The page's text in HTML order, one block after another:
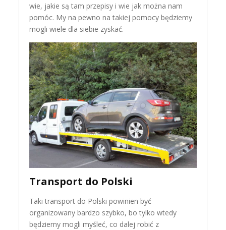
wie, jakie są tam przepisy i wie jak można nam
pomóc. My na pewno na takiej pomocy będziemy
mogli wiele dla siebie zyskać.
Transport do Polski
Taki transport do Polski powinien być
organizowany bardzo szybko, bo tylko wtedy
będziemy mogli myśleć, co dalej robić z